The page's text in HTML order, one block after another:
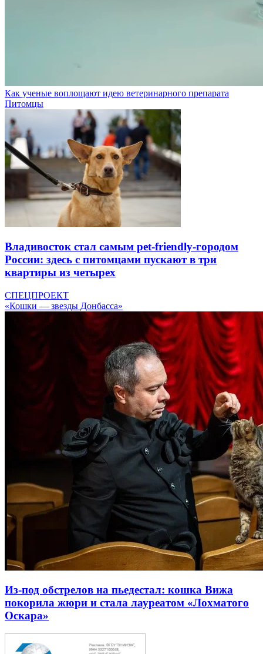
Как ученые воплощают идею ветеринарного препарата
Питомцы
Владивосток стал самым pet-friendly-городом
России: здесь с питомцами пускают в три
квартиры из четырех
СПЕЦПРОЕКТ
«Кошки — звезды Донбасса»
Из-под обстрелов на пьедестал: кошка Вижа
покорила жюри и стала лауреатом «Лохматого
Оскара»